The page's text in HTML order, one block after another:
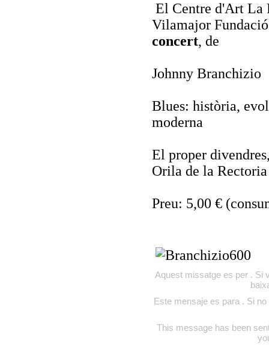
El Centre d'Art La
Vilamajor
concert, de
Johnny Branchizio
Blues: història,
moderna
El proper
Orila de la Rectoria
Preu: 5,00 €
Aquest missatge es per . Si
Este mensaje es para . Si
This message has been